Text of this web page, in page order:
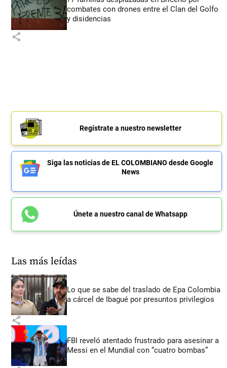
combates con drones entre el Clan del Golfo
y disidencias
share
Regístrate a nuestro newsletter
Siga las noticias de EL COLOMBIANO desde Google
News
Únete a nuestro canal de Whatsapp
Las más leídas
Lo que se sabe del traslado de Epa Colombia
a cárcel de Ibagué por presuntos privilegios
share
FBI reveló atentado frustrado para asesinar a
Messi en el Mundial con “cuatro bombas”